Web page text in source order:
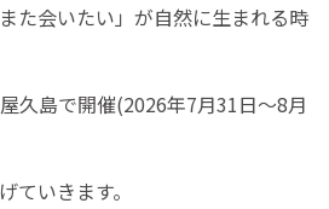
た会いたい」が自然に生まれる時
久島で開催(2026年7月31日〜8月
ていきます。